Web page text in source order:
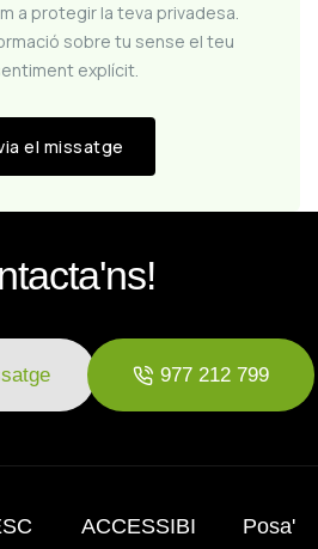
a protegir la teva privadesa.
sobre tu sense el teu
explícit.
977 212 799
ACCESSIBI
Posa'